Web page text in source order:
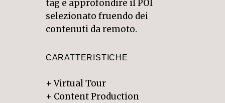
tag e approfondire il POI
selezionato fruendo dei
contenuti da remoto.
CARATTERISTICHE
+Virtual Tour
+ Content Production